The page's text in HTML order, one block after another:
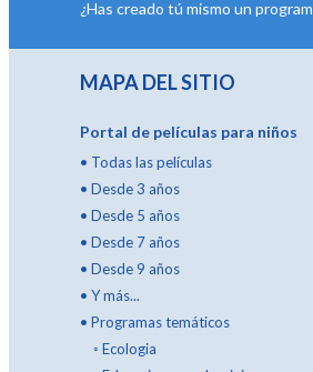
¿Has creado tú mismo un
MAPA DEL SITIO
Portal de películas para niños
• Todas las películas
• Desde 3 años
• Desde 5 años
• Desde 7 años
• Desde 9 años
• Y más...
• Programas temáticos
◦ Ecologia